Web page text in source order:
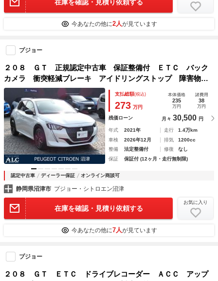
在庫を確認・見積り依頼する
今あなたの他に2人が見ています
プジョー
２０８ ＧＴ 正規認定中古車 保証整備付 ＥＴＣ バック
カメラ 衝突軽減ブレーキ アイドリングストップ 障害物ソ
ナー 車線逸脱防止 アダプティブクルコン ＬＥＤライト
純正ホイール
支払総額(税込)
273 万円
本体価格
235
万円
諸費用
38
万円
残価ローン 月々 30,500 円
年式 2021年 走行
1.4万km
車検
2026年12月 排気
1200cc
整備
法定整備付 修復
なし
保証
保証付 (12ヶ月・走行無制限)
認定中古車 ディーラー保証 オンライン商談可
静岡県沼津市 プジョー・シトロエン沼津
在庫を確認・見積り依頼する
お気に入り
今あなたの他に7人が見ています
プジョー
２０８ ＧＴ ＥＴＣ ドライブレコーダー ＡＣＣ アップ